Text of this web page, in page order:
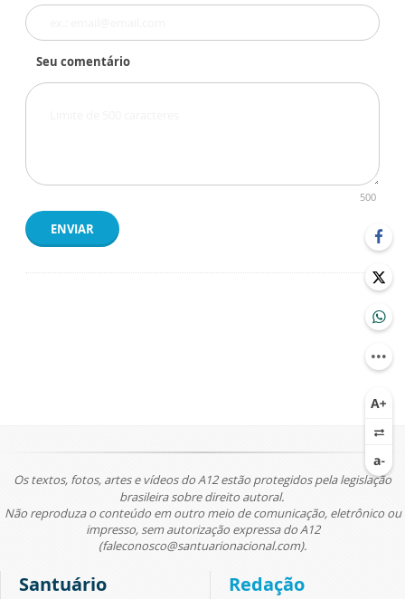
Seu comentário
500
ENVIAR
Os textos, fotos, artes e vídeos do A12 estão protegidos pela legislação
brasileira sobre direito autoral.
Não reproduza o conteúdo em outro meio de comunicação, eletrônico ou
impresso, sem autorização expressa do A12
(faleconosco@santuarionacional.com).
Santuário Redação